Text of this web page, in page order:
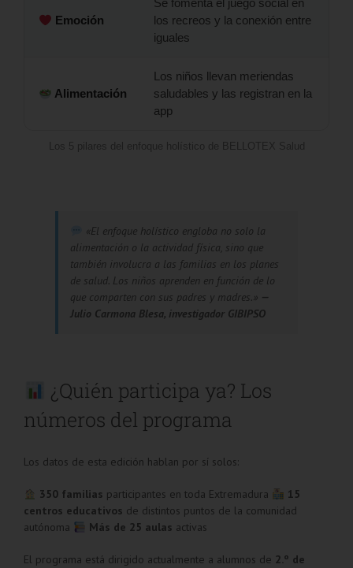
Emoción
Se fomenta el juego social en
los recreos y la conexión entre
iguales
Alimentación
Los niños llevan meriendas
saludables y las registran en la
app
Los 5 pilares del enfoque holístico de BELLOTEX Salud
«El enfoque holístico engloba no solo la
alimentación o la actividad física, sino que
también involucra a las familias en los planes
de salud. Los niños aprenden en función de lo
que comparten con sus padres y madres.» —
Julio Carmona Blesa, investigador GIBIPSO
¿Quién participa ya? Los
números del programa
Los datos de esta edición hablan por sí solos:
350 familias participantes en toda Extremadura
15
centros educativos de distintos puntos de la comunidad
autónoma
Más de 25 aulas activas
El programa está dirigido actualmente a alumnos de 2.º de